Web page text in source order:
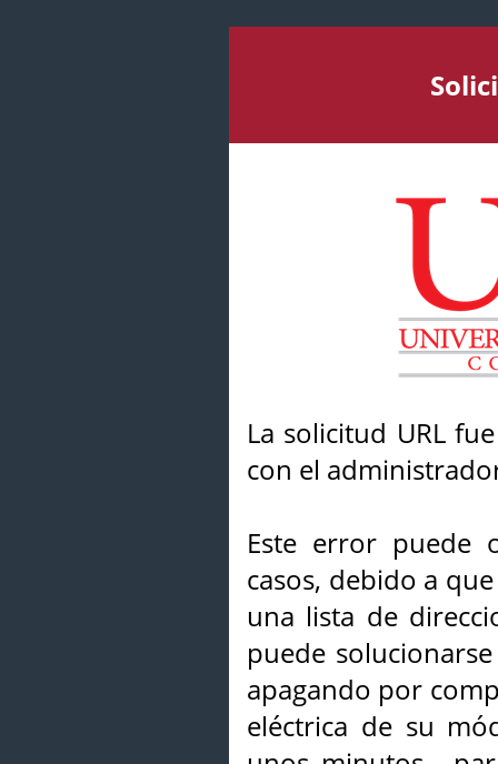
La solicitud URL
con el
Este error puede
casos, debido a
una lista de
puede
apagando por
eléctrica de su